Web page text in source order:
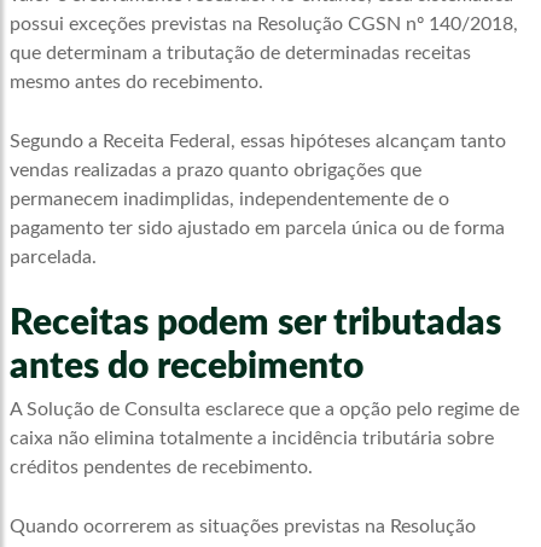
possui exceções previstas na Resolução CGSN nº 140/2018,
que determinam a tributação de determinadas receitas
mesmo antes do recebimento.
Segundo a Receita Federal, essas hipóteses alcançam tanto
vendas realizadas a prazo quanto obrigações que
permanecem inadimplidas, independentemente de o
pagamento ter sido ajustado em parcela única ou de forma
parcelada.
Receitas podem ser tributadas
antes do recebimento
A Solução de Consulta esclarece que a opção pelo regime de
caixa não elimina totalmente a incidência tributária sobre
créditos pendentes de recebimento.
Quando ocorrerem as situações previstas na Resolução